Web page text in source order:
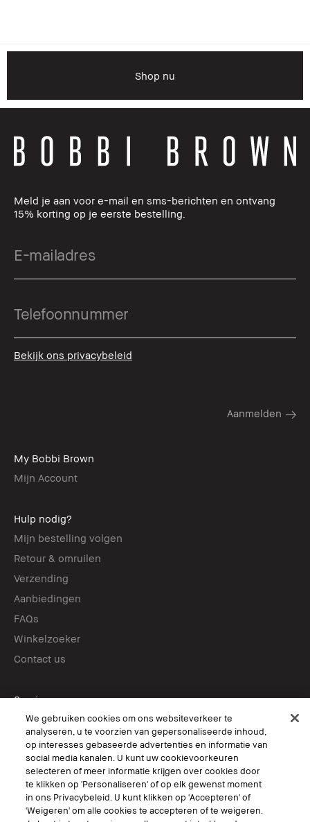
Shop nu
Meld je aan voor e-mail en sms-berichten en ontvang
15% korting op je eerste bestelling.
Bekijk ons privacybeleid
My Bobbi Brown
Mijn Account
Hulp nodig?
Mijn bestelling volgen
Retour & omruilen
Verzending
Aanbiedingen
FAQs
Winkelzoeker
Contact us
Services
Boek een afspraak in-store
Virtual Try-On
Volg ons
We gebruiken cookies om ons websiteverkeer te
analyseren, u te voorzien van gepersonaliseerde inhoud,
op interesses gebaseerde advertenties en informatie van
social media kanalen. U kunt uw cookievoorkeuren
selecteren of meer informatie krijgen over cookies door
te klikken op 'Personaliseren' of op elk gewenst moment
in ons Privacybeleid. U kunt klikken op 'Accepteren' of
'Weigeren' om alle cookies te accepteren of te weigeren.